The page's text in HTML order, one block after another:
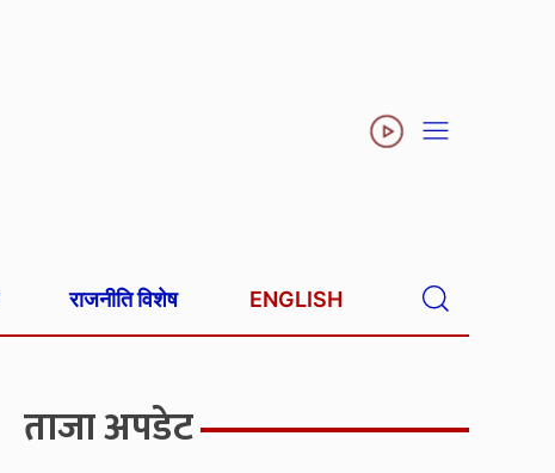
राजनीति विशेष ENGLISH
ताजा अपडेट